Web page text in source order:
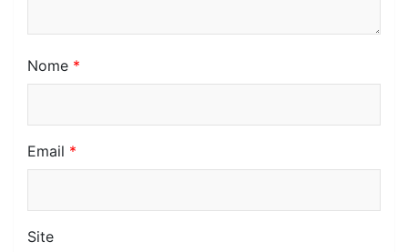
Nome *
Email *
Site